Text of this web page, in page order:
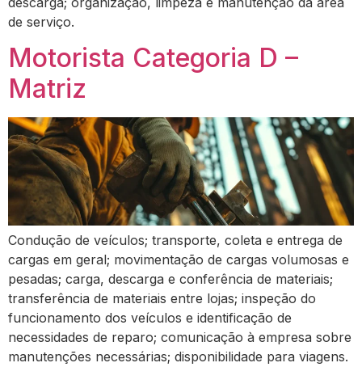
de serviço.
Motorista Categoria D –
Matriz
Condução de veículos; transporte, coleta e entrega de
cargas em geral; movimentação de cargas volumosas e
pesadas; carga, descarga e conferência de materiais;
transferência de materiais entre lojas; inspeção do
funcionamento dos veículos e identificação de
necessidades de reparo; comunicação à empresa sobre
manutenções necessárias; disponibilidade para viagens.